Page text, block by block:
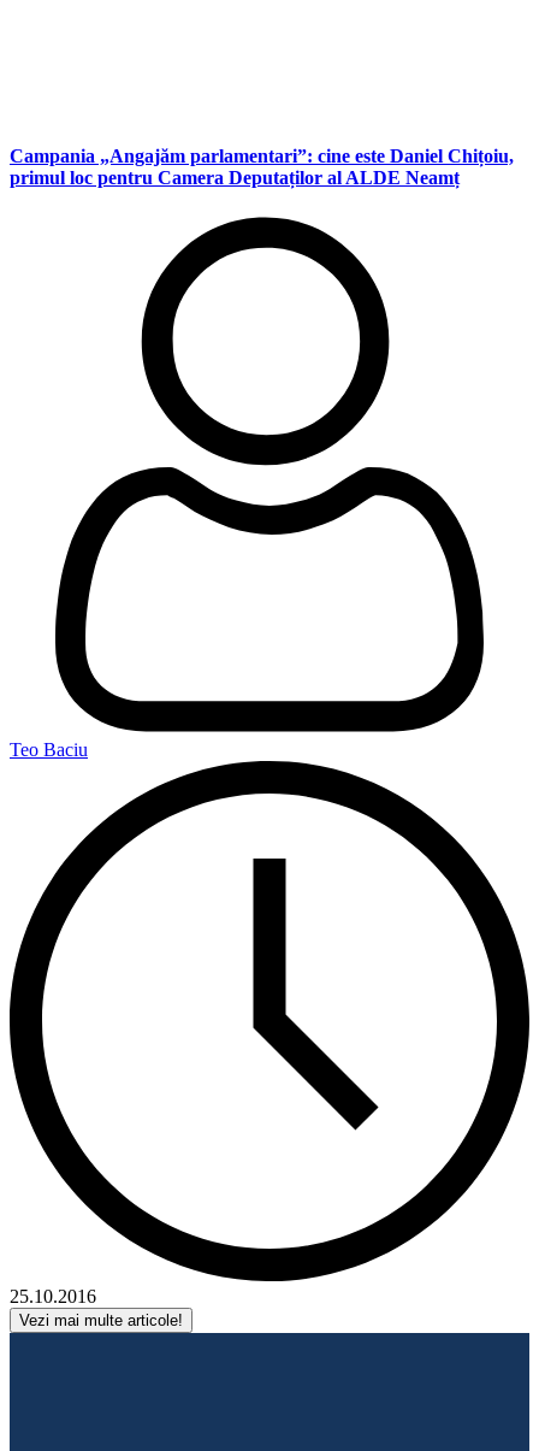
Campania „Angajăm parlamentari”: cine este Daniel Chițoiu,
primul loc pentru Camera Deputaților al ALDE Neamț
Teo Baciu
25.10.2016
Vezi mai multe articole!